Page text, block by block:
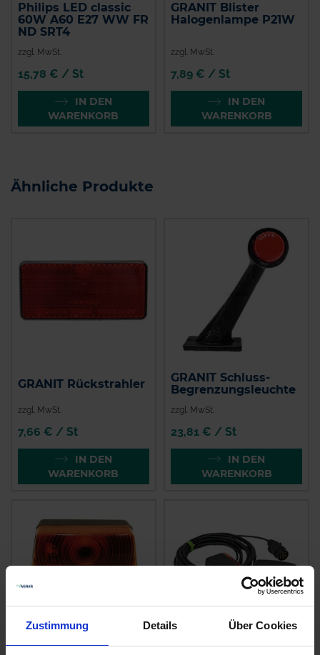
Zustimmung Details Über Cookies
Philips LED classic
60W A60 E27 WW FR
ND SRT4
zzgl. MwSt.
15,78 € / St
IN DEN
WARENKORB
GRANIT Blister
Halogenlampe P21W
zzgl. MwSt.
7,89 € / St
IN DEN
WARENKORB
Ähnliche Produkte
GRANIT Rückstrahler
zzgl. MwSt.
7,66 € / St
IN DEN
WARENKORB
GRANIT Schluss-
Begrenzungsleuchte
zzgl. MwSt.
23,81 € / St
IN DEN
WARENKORB